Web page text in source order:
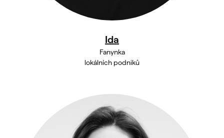
Ida
Fanynka
lokálních podniků